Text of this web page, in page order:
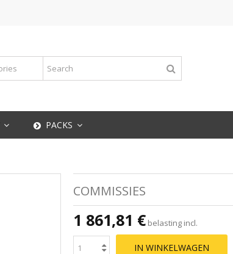
PACKS
COMMISSIES
1 861,81 € belasting incl.
IN WINKELWAGEN